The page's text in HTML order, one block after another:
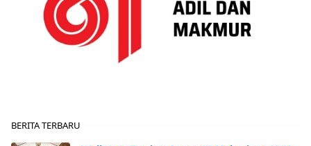
BERITA TERBARU